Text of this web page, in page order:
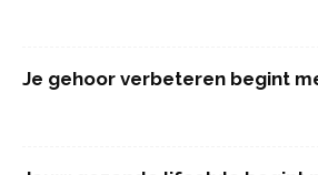
Je gehoor verbeteren begint